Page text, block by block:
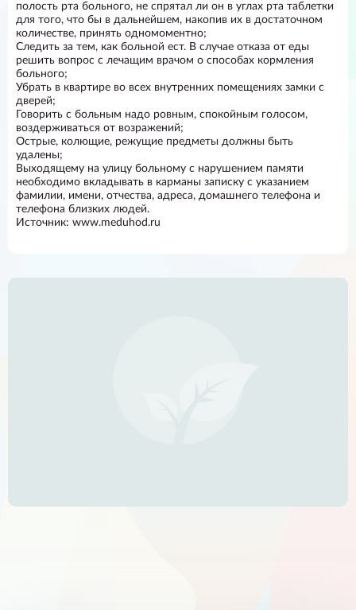
полость рта больного, не спрятал ли он в углах рта таблетки
для того, что бы в дальнейшем, накопив их в достаточном
количестве, принять одномоментно;
Следить за тем, как больной ест. В случае отказа от еды
решить вопрос с лечащим врачом о способах кормления
больного;
Убрать в квартире во всех внутренних помещениях замки с
дверей;
Говорить с больным надо ровным, спокойным голосом,
воздерживаться от возражений;
Острые, колющие, режущие предметы должны быть
удалены;
Выходящему на улицу больному с нарушением памяти
необходимо вкладывать в карманы записку с указанием
фамилии, имени, отчества, адреса, домашнего телефона и
телефона близких людей.
Источник: www.meduhod.ru